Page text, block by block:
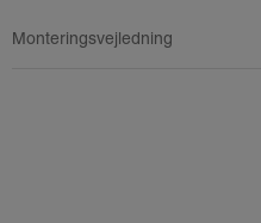
Monteringsvejledning